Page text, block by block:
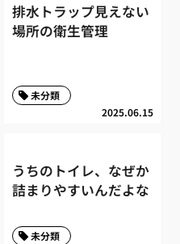
排水トラップ見えない
場所の衛生管理
2025.06.15
未分類
うちのトイレ、なぜか
詰まりやすいんだよな
未分類